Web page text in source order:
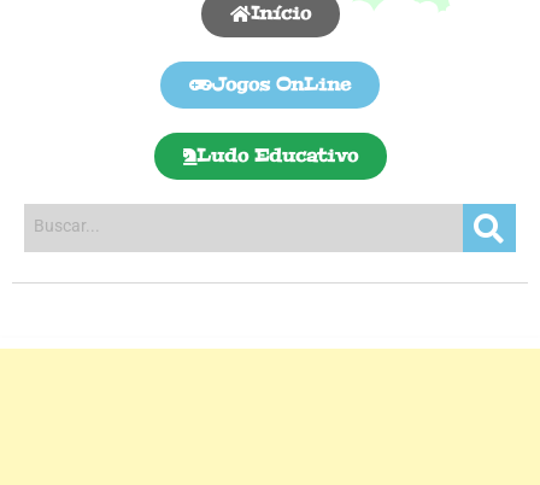
Início
Jogos OnLine
Ludo Educativo